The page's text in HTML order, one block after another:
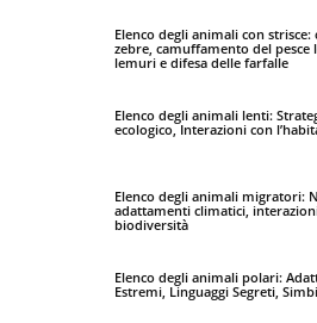
Elenco degli animali con
zebre, camuffamento del pesce
lemuri e difesa delle farfalle
Elenco degli animali lenti:
ecologico, Interazioni con
Elenco degli animali migratori:
adattamenti climatici,
biodiversità
Elenco degli animali polari:
Estremi, Linguaggi Segreti,